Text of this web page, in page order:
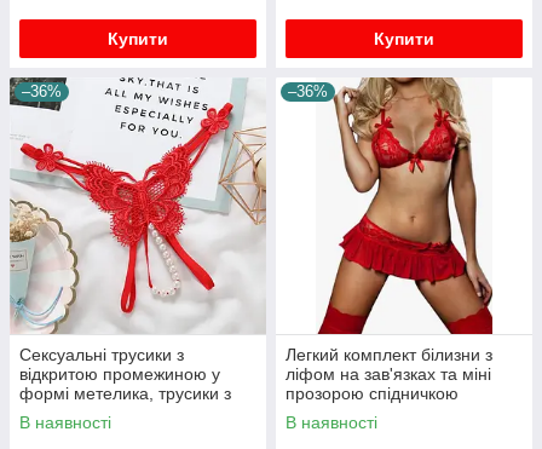
Купити Купити
–36%
Сексуальні трусики з
відкритою промежиною у
формі метелика, трусики з
відкритою промежиною, G-
стринги з відкриту
В наявності
–36%
Легкий комплект білизни з
ліфом на зав'язках та міні
прозорою спідничкою
В наявності